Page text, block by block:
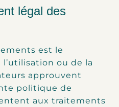
légal des
est le
ou de la
approuvent
politique de
aux traitements